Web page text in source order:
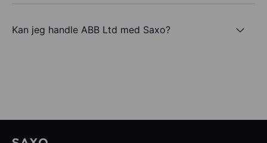
Kan jeg handle ABB Ltd med Saxo?